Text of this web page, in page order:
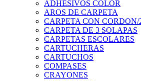
ADHESIVOS COLOR
AROS DE CARPETA
CARPETA CON CORDON/
CARPETA DE 3 SOLAPAS
CARPETAS ESCOLARES
CARTUCHERAS
CARTUCHOS
COMPASES
CRAYONES